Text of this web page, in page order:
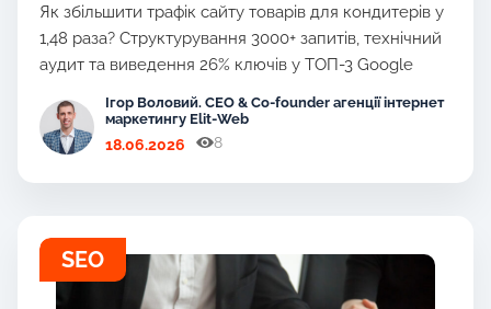
Як збільшити трафік сайту товарів для кондитерів у
1,48 раза? Структурування 3000+ запитів, технічний
аудит та виведення 26% ключів у ТОП-3 Google
Ігор Воловий. CEO & Co-founder агенції інтернет
маркетингу Elit-Web
18.06.2026 8
SEO